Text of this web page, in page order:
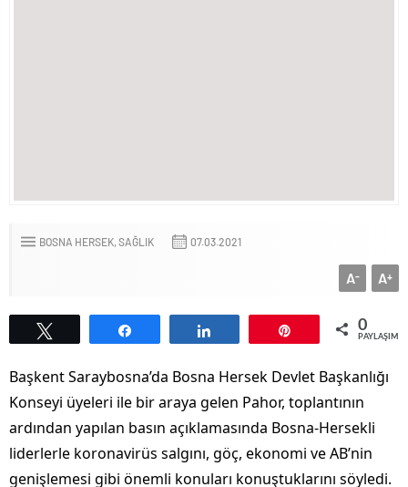
BOSNA HERSEK SAĞLIK 07.03.2021
A+
A-
0
Başkent Saraybosna’da Bosna Hersek Devlet Başkanlığı
Konseyi üyeleri ile bir araya gelen Pahor, toplantının
ardından yapılan basın açıklamasında Bosna-Hersekli
liderlerle koronavirüs salgını, göç, ekonomi ve AB’nin
genişlemesi gibi önemli konuları konuştuklarını söyledi.